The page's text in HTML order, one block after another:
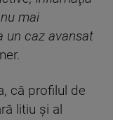
mai
un caz avansat
că profilul de
litiu şi al